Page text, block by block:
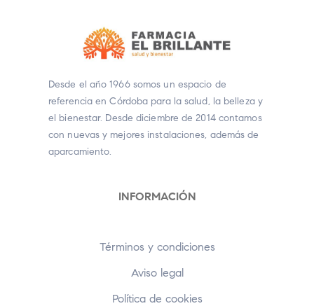
Desde el año 1966 somos un espacio de
referencia en Córdoba para la salud, la belleza y
el bienestar. Desde diciembre de 2014 contamos
con nuevas y mejores instalaciones, además de
aparcamiento.
INFORMACIÓN
Términos y condiciones
Aviso legal
Política de cookies